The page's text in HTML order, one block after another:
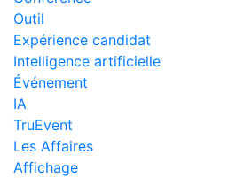
Outil
Expérience candidat
Intelligence artificielle
Événement
IA
TruEvent
Les Affaires
Affichage